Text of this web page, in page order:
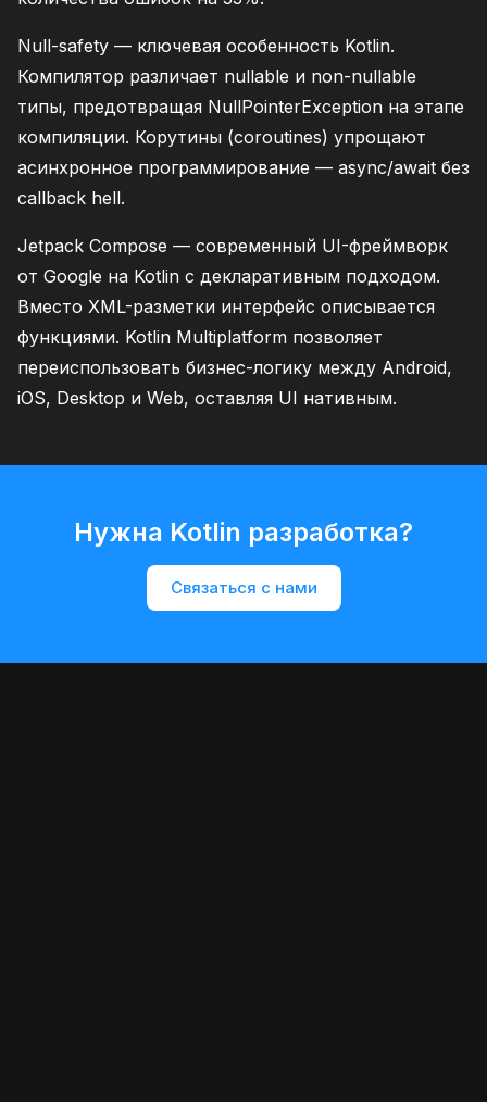
Null-safety — ключевая особенность Kotlin.
Компилятор различает nullable и non-nullable
типы, предотвращая NullPointerException на этапе
компиляции. Корутины (coroutines) упрощают
асинхронное программирование — async/await без
callback hell.
Jetpack Compose — современный UI-фреймворк
от Google на Kotlin с декларативным подходом.
Вместо XML-разметки интерфейс описывается
функциями. Kotlin Multiplatform позволяет
переиспользовать бизнес-логику между Android,
iOS, Desktop и Web, оставляя UI нативным.
Нужна Kotlin разработка?
Связаться с нами